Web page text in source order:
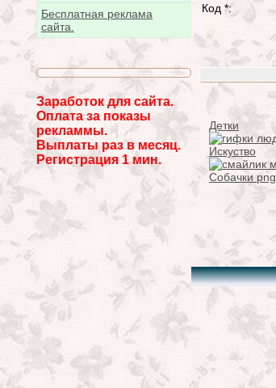
Бесплатная реклама
сайта.
Заработок для сайта.
Оплата за показы
рекламмы.
Выплаты раз в месяц.
Регистрация 1 мин.
Код *:
Детки
Искуство
Собачки png